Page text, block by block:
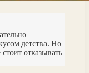
детства. Но
отказывать